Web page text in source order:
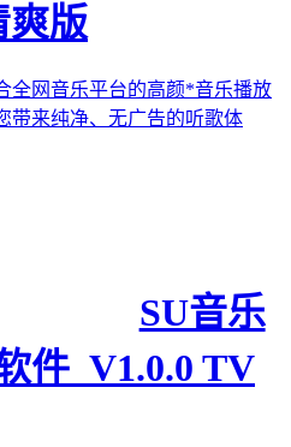
爽版
全网音乐平台的高颜*音乐播放
带来纯净、无广告的听歌体
SU音乐
件_V1.0.0 TV